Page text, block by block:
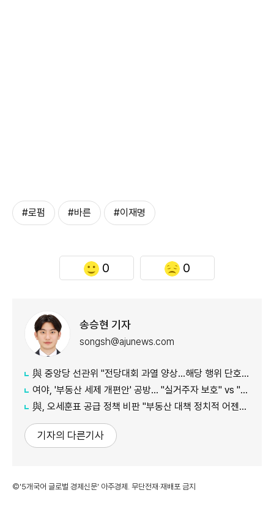
#로펌 #바른 #이재명
0 0
송승현 기자
songsh@ajunews.com
與 중앙당 선관위 "전당대회 과열 양상…해당 행위 단호히 대처"
여야, '부동산 세제 개편안' 공방… "실거주자 보호" vs "무책임의 극치"
與, 오세훈표 공급 정책 비판 "부동산 대책 정치적 어젠다로 사용"
기자의 다른기사
©'5개국어 글로벌 경제신문' 아주경제. 무단전재·재배포 금지